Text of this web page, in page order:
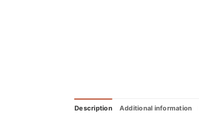
Description Additional information